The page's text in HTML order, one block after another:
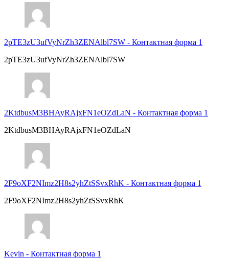
2pTE3zU3ufVyNrZh3ZENAlbl7SW - Контактная форма 1
2pTE3zU3ufVyNrZh3ZENAlbl7SW
2KtdbusM3BHAyRAjxFN1eOZdLaN - Контактная форма 1
2KtdbusM3BHAyRAjxFN1eOZdLaN
2F9oXF2NImz2H8s2yhZtSSvxRhK - Контактная форма 1
2F9oXF2NImz2H8s2yhZtSSvxRhK
Kevin - Контактная форма 1